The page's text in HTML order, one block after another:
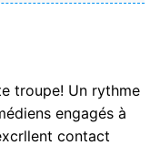
troupe! Un rythme
engagés à
contact